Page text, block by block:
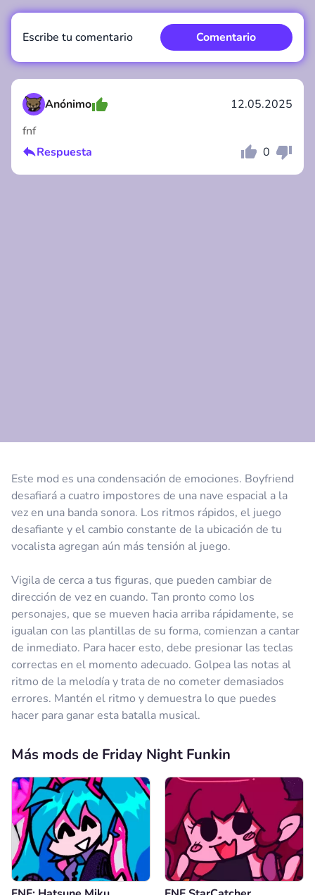
00:00 /00:00
Este mod es una condensación de emociones. Boyfriend
desafiará a cuatro impostores de una nave espacial a la
vez en una banda sonora. Los ritmos rápidos, el juego
desafiante y el cambio constante de la ubicación de tu
vocalista agregan aún más tensión al juego.
Vigila de cerca a tus figuras, que pueden cambiar de
dirección de vez en cuando. Tan pronto como los
personajes, que se mueven hacia arriba rápidamente, se
igualan con las plantillas de su forma, comienzan a cantar
de inmediato. Para hacer esto, debe presionar las teclas
correctas en el momento adecuado. Golpea las notas al
ritmo de la melodía y trata de no cometer demasiados
errores. Mantén el ritmo y demuestra lo que puedes
hacer para ganar esta batalla musical.
Anónimo
12.05.2025
fnf
Respuesta
0
Escribe tu comentario Comentario
Cancelar Comentario
Más mods de Friday Night Funkin